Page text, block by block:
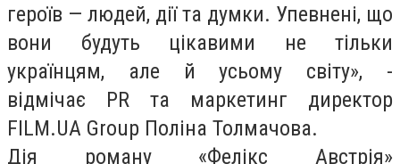
героїв — людей, дії та думки. Упевнені, що
вони будуть цікавими не тільки
українцям, але й усьому світу», -
відмічає PR та маркетинг директор
FILM.UA Group Поліна Толмачова.
Дія роману «Фелікс Австрія»